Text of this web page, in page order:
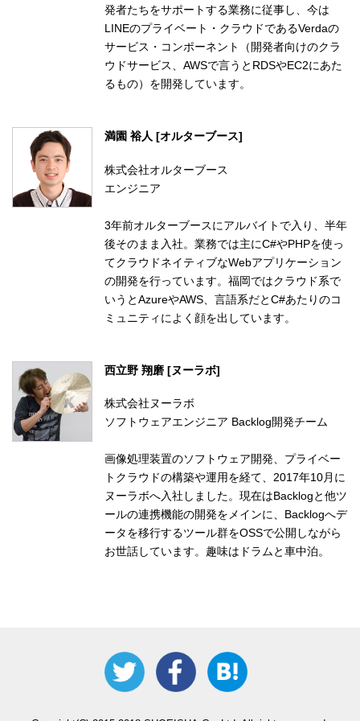
発者たちをサポートする業務に従事し、今は
LINEのプライベート・クラウドであるVerdaの
サービス・コンポーネント（開発者向けのクラ
ウドサービス、AWSで言うとRDSやEC2にあた
るもの）を開発しています。
満園 裕人 [オルターブース]
株式会社オルターブース
エンジニア
3年前オルターブースにアルバイトで入り、半年
後そのまま入社。業務では主にC#やPHPを使っ
てクラウドネイティブなWebアプリケーション
の開発を行っています。福岡ではクラウド系で
いうとAzureやAWS、言語系だとC#あたりのコ
ミュニティによく顔を出しています。
西立野 翔磨 [ヌーラボ]
株式会社ヌーラボ
ソフトウェアエンジニア Backlog開発チーム
画像処理装置のソフトウェア開発、プライベー
トクラウドの構築や運用を経て、2017年10月に
ヌーラボへ入社しました。現在はBacklogと他ツ
ールの連携機能の開発をメインに、Backlogへデ
ータを移行するツール群をOSSで公開しながら
お世話しています。趣味はドラムと車中泊。